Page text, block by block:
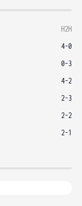
H2H
4-0
0-3
4-2
2-3
2-2
2-1